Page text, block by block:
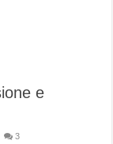
e
3